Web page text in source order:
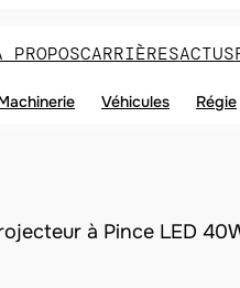
PROPOSCARRIÈRESACTUS
Véhicules Régie
à Pince LED